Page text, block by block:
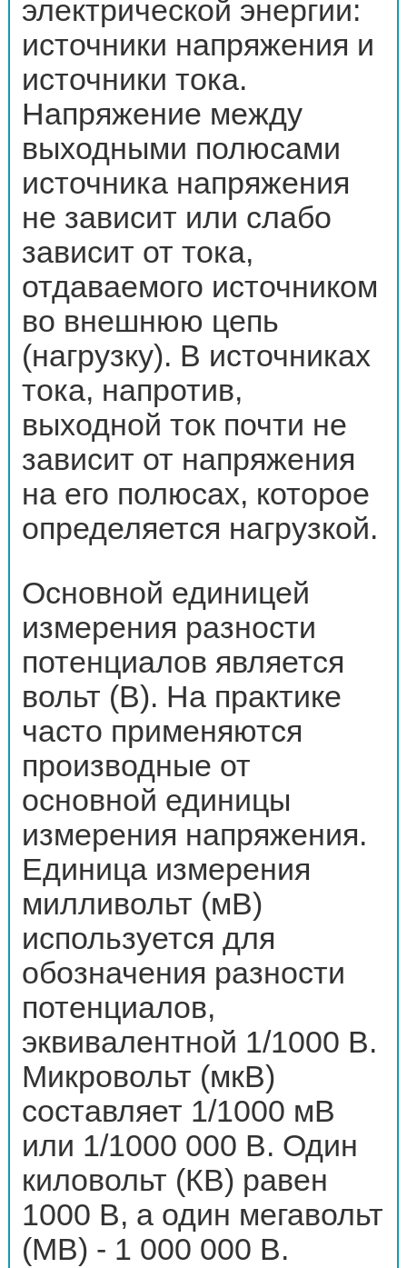
электрической энергии:
источники напряжения и
источники тока.
Напряжение между
выходными полюсами
источника напряжения
не зависит или слабо
зависит от тока,
отдаваемого источником
во внешнюю цепь
(нагрузку). В источниках
тока, напротив,
выходной ток почти не
зависит от напряжения
на его полюсах, которое
определяется нагрузкой.
Основной единицей
измерения разности
потенциалов является
вольт (В). На практике
часто применяются
производные от
основной единицы
измерения напряжения.
Единица измерения
милливольт (мВ)
используется для
обозначения разности
потенциалов,
эквивалентной 1/1000 В.
Микровольт (мкВ)
составляет 1/1000 мВ
или 1/1000 000 В. Один
киловольт (КВ) равен
1000 В, а один мегавольт
(МВ) - 1 000 000 В.